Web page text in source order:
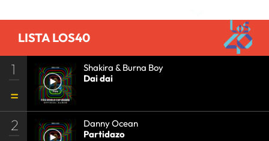
LISTA LOS40
1
Shakira & Burna Boy
Dai dai
2
Danny Ocean
Partidazo